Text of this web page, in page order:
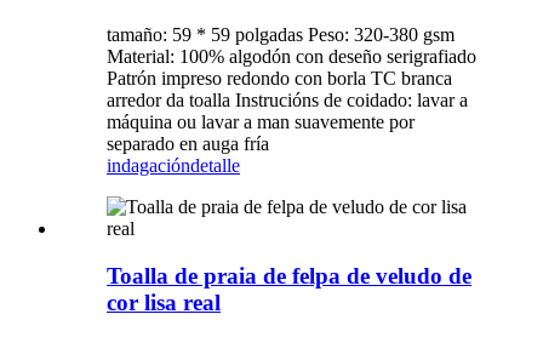
tamaño: 59 * 59 polgadas Peso: 320-380 gsm
Material: 100% algodón con deseño serigrafiado
Patrón impreso redondo con borla TC branca
arredor da toalla Instrucións de coidado: lavar a
máquina ou lavar a man suavemente por
separado en auga fría
indagacióndetalle
Toalla de praia de felpa de veludo de
cor lisa real